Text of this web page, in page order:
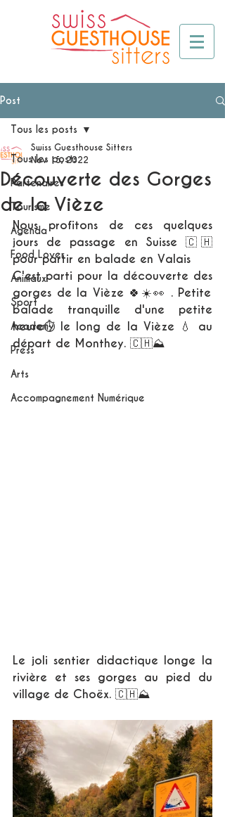
Post
Tous les posts
Partenaires
Tourisme
Agenda
Food Lover
Animaux
Sport
Academy
Press
Arts
Accompagnement Numérique
Tous les posts
Découverte des Gorges
de la Vièze
Swiss Guesthouse Sitters
Nov 15, 2022
Nous profitons de ces quelques
jours de passage en Suisse 🇨🇭
pour partir en balade en Valais
C'est parti pour la découverte des
gorges de la Vièze 🍀☀️👀 . Petite
balade tranquille d'une petite
heure⏱ le long de la Vièze 💧 au
départ de Monthey. 🇨🇭⛰
Le joli sentier didactique longe la
rivière et ses gorges au pied du
village de Choëx. 🇨🇭⛰